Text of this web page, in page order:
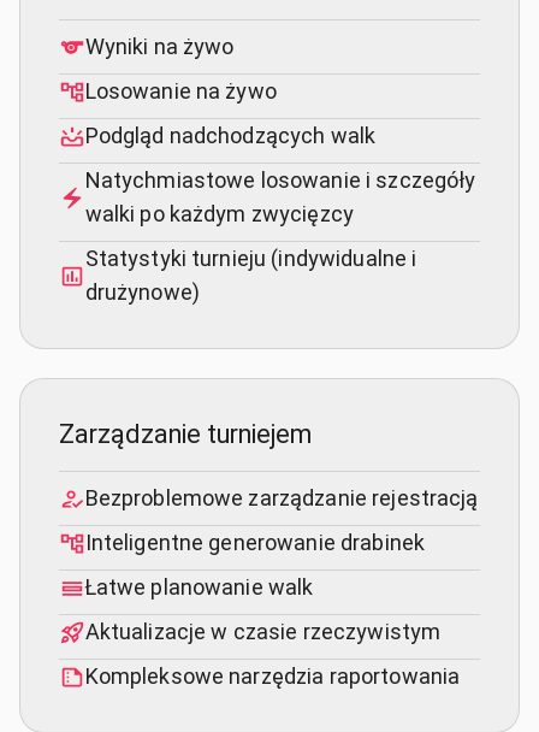
Wyniki na żywo
Losowanie na żywo
Podgląd nadchodzących walk
Natychmiastowe losowanie i szczegóły
walki po każdym zwycięzcy
Statystyki turnieju (indywidualne i
drużynowe)
Zarządzanie turniejem
Bezproblemowe zarządzanie rejestracją
Inteligentne generowanie drabinek
Łatwe planowanie walk
Aktualizacje w czasie rzeczywistym
Kompleksowe narzędzia raportowania